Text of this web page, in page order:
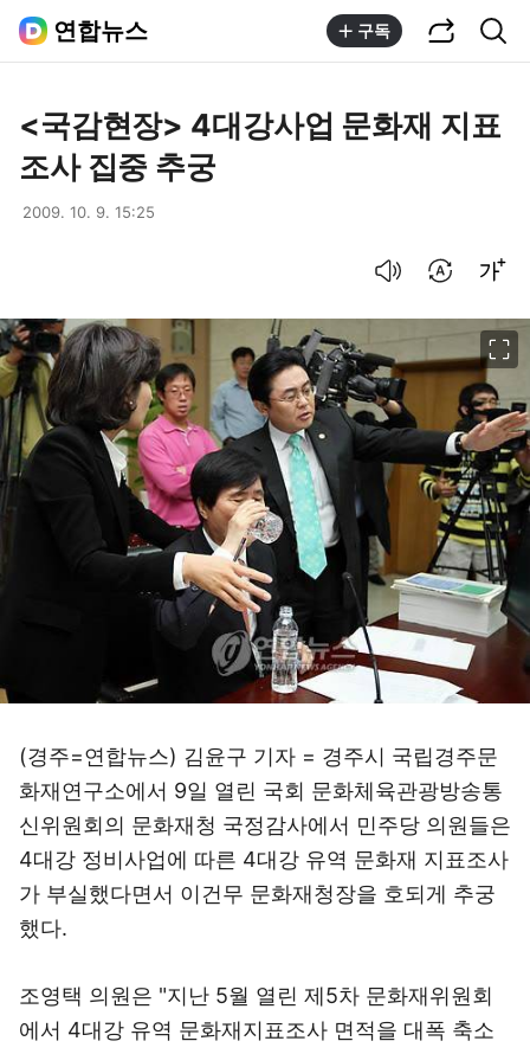
연합뉴스 구독
<국감현장> 4대강사업 문화재 지표
조사 집중 추궁
2009. 10. 9. 15:25
(경주=연합뉴스) 김윤구 기자 = 경주시 국립경주문
화재연구소에서 9일 열린 국회 문화체육관광방송통
신위원회의 문화재청 국정감사에서 민주당 의원들은
4대강 정비사업에 따른 4대강 유역 문화재 지표조사
가 부실했다면서 이건무 문화재청장을 호되게 추궁
했다.
조영택 의원은 "지난 5월 열린 제5차 문화재위원회
에서 4대강 유역 문화재지표조사 면적을 대폭 축소